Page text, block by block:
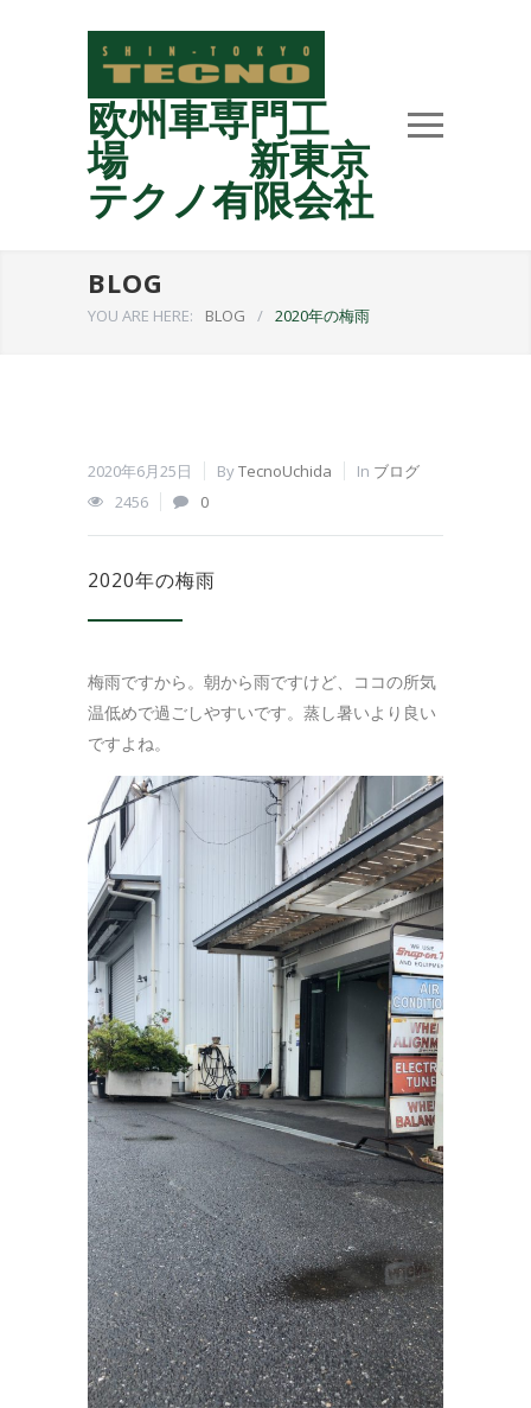
欧州車専門工
場 新東京
テクノ有限会社
BLOG
YOU ARE HERE: BLOG / 2020年の梅雨
2020年6月25日 ByTecnoUchida In ブログ
2456
0
2020年の梅雨
梅雨ですから。朝から雨ですけど、ココの所気
温低めで過ごしやすいです。蒸し暑いより良い
ですよね。